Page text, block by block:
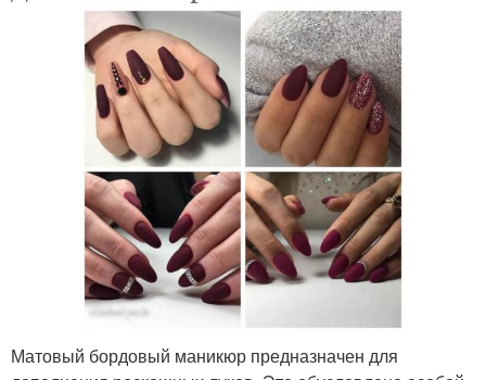
Матовый бордовый маникюр предназначен для